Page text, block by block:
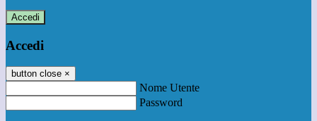
Accedi
Accedi
button close ×
Nome Utente
Password